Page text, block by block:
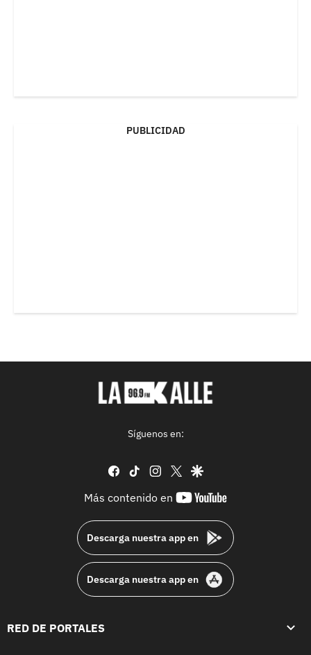
PUBLICIDAD
Síguenos en:
facebook
tiktok instagram
twittergoogle
Más contenido en
youtube-
Descarga nuestra app en
Descarga nuestra app en
RED DE PORTALES